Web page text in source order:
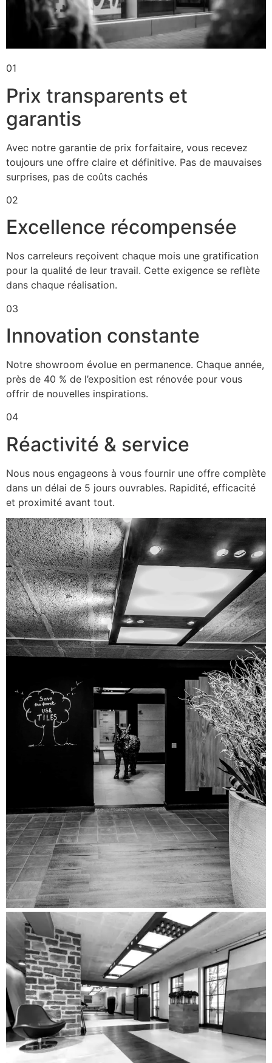
01
Prix transparents et
garantis
Avec notre garantie de prix forfaitaire, vous recevez
toujours une offre claire et définitive. Pas de mauvaises
surprises, pas de coûts cachés
02
Excellence récompensée
Nos carreleurs reçoivent chaque mois une gratification
pour la qualité de leur travail. Cette exigence se reflète
dans chaque réalisation.
03
Innovation constante
Notre showroom évolue en permanence. Chaque année,
près de 40 % de l’exposition est rénovée pour vous
offrir de nouvelles inspirations.
04
Réactivité & service
Nous nous engageons à vous fournir une offre complète
dans un délai de 5 jours ouvrables. Rapidité, efficacité
et proximité avant tout.